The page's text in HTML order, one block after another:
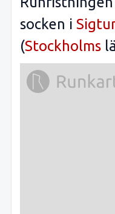
socken i
(Stockholms